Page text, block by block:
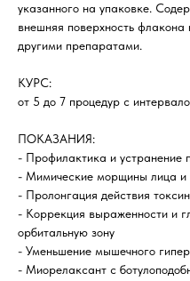
указанного на упаковке.
внешняя поверхность
другими препаратами.
КУРС:
от 5 до 7 процедур с
ПОКАЗАНИЯ:
- Профилактика и устранение
- Мимические морщины лица и
- Пролонгация действия
- Коррекция выраженности и
орбитальную зону
- Уменьшение мышечного
- Миорелаксант с